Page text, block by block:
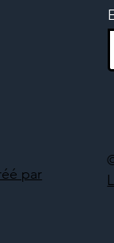
par